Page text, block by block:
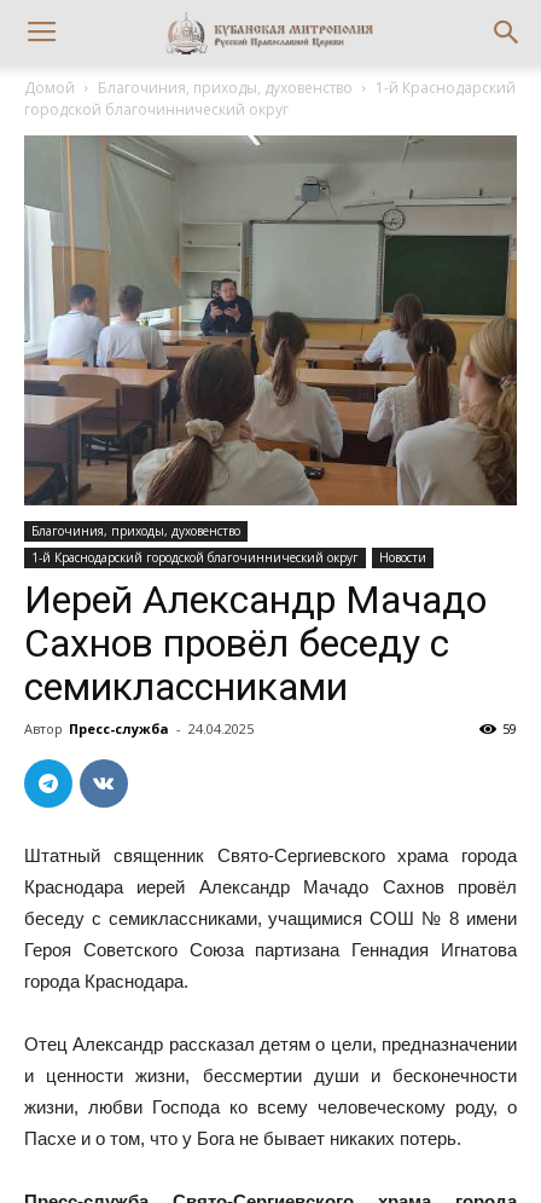
Домой Благочиния, приходы, духовенство
1-й Краснодарский
городской благочиннический округ
Благочиния, приходы, духовенство
1-й Краснодарский городской благочиннический округ
Новости
Иерей Александр Мачадо
Сахнов провёл беседу с
семиклассниками
Автор Пресс-служба - 24.04.2025 59
Штатный священник Свято-Сергиевского храма города
Краснодара иерей Александр Мачадо Сахнов провёл
беседу с семиклассниками, учащимися СОШ № 8 имени
Героя Советского Союза партизана Геннадия Игнатова
города Краснодара.
Отец Александр рассказал детям о цели, предназначении
и ценности жизни, бессмертии души и бесконечности
жизни, любви Господа ко всему человеческому роду, о
Пасхе и о том, что у Бога не бывает никаких потерь.